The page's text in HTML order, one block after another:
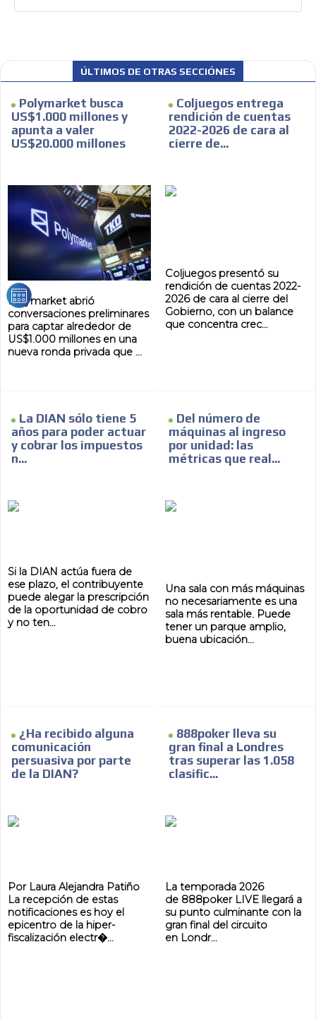
ÚLTIMOS DE OTRAS SECCIÓNES
Polymarket busca
US$1.000 millones y
apunta a valer
US$20.000 millones
Polymarket abrió
conversaciones preliminares
para captar alrededor de
US$1.000 millones en una
nueva ronda privada que ...
Coljuegos entrega
rendición de cuentas
2022-2026 de cara al
cierre de...
Coljuegos presentó su
rendición de cuentas 2022-
2026 de cara al cierre del
Gobierno, con un balance
que concentra crec...
La DIAN sólo tiene 5
años para poder actuar
y cobrar los impuestos
n...
Si la DIAN actúa fuera de
ese plazo, el contribuyente
puede alegar la prescripción
de la oportunidad de cobro
y no ten...
Del número de
máquinas al ingreso
por unidad: las
métricas que real...
Una sala con más máquinas
no necesariamente es una
sala más rentable. Puede
tener un parque amplio,
buena ubicación...
¿Ha recibido alguna
comunicación
persuasiva por parte
de la DIAN?
Por Laura Alejandra Patiño
La recepción de estas
notificaciones es hoy el
epicentro de la hiper-
fiscalización electr�...
888poker lleva su
gran final a Londres
tras superar las 1.058
clasific...
La temporada 2026
de 888poker LIVE llegará a
su punto culminante con la
gran final del circuito
en Londr...
ADVERTISEMENT
ADVERTISEMENT